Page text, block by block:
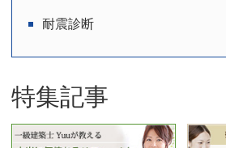
耐震診断
特集記事